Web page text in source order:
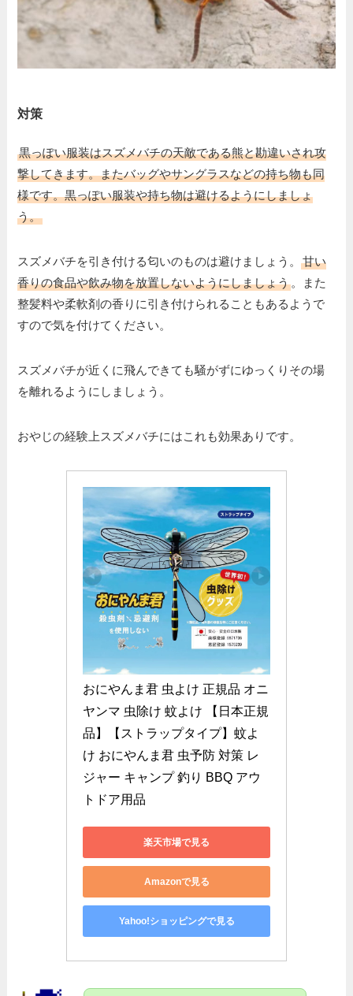
対策
黒っぽい服装はスズメバチの天敵である熊と勘違いされ攻
撃してきます。またバッグやサングラスなどの持ち物も同
様です。黒っぽい服装や持ち物は避けるようにしましょ
う。
スズメバチを引き付ける匂いのものは避けましょう。甘い
香りの食品や飲み物を放置しないようにしましょう 。また
整髪料や柔軟剤の香りに引き付けられることもあるようで
すので気を付けてください。
スズメバチが近くに飛んできても騒がずにゆっくりその場
を離れるようにしましょう。
おやじの経験上スズメバチにはこれも効果ありです。
おにやんま君 虫よけ 正規品 オニ
ヤンマ 虫除け 蚊よけ 【日本正規
品】【ストラップタイプ】蚊よ
け おにやんま君 虫予防 対策 レ
ジャー キャンプ 釣り BBQ アウ
トドア用品
楽天市場で見る
Amazonで見る
Yahoo!ショッピングで見る